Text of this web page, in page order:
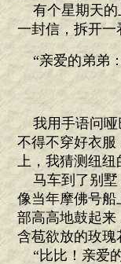
有个星期天的
一封信，拆开
“亲爱的弟弟
我用手语问哑
不得不穿好衣
上，我猜测纽
马车到了别墅
像当年摩佛号
部高高地鼓起
含苞欲放的玫
“比比！亲爱的